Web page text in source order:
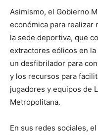
Asimismo, el Gobierno
económica para realizar
la sede deportiva, que
extractores eólicos en la
un desfibrilador para
y los recursos para
jugadores y equipos de
Metropolitana.
En sus redes sociales,